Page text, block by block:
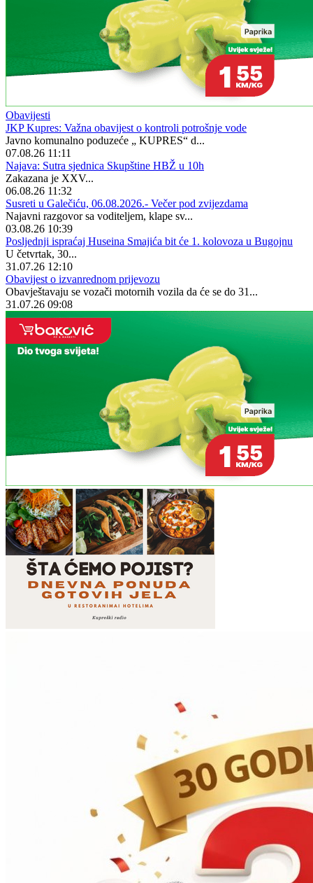
Obavijesti
JKP Kupres: Važna obavijest o kontroli potrošnje vode
Javno komunalno poduzeće „ KUPRES“ d...
07.08.26 11:11
Najava: Sutra sjednica Skupštine HBŽ u 10h
Zakazana je XXV...
06.08.26 11:32
Susreti u Galečiću, 06.08.2026.- Večer pod zvijezdama
Najavni razgovor sa voditeljem, klape sv...
03.08.26 10:39
Posljednji ispraćaj Huseina Smajića bit će 1. kolovoza u Bugojnu
U četvrtak, 30...
31.07.26 12:10
Obavijest o izvanrednom prijevozu
Obavještavaju se vozači motornih vozila da će se do 31...
31.07.26 09:08